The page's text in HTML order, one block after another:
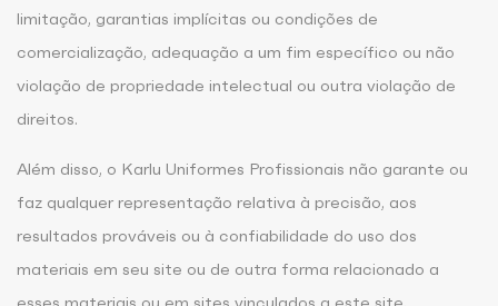
limitação, garantias implícitas ou condições de
comercialização, adequação a um fim específico ou não
violação de propriedade intelectual ou outra violação de
direitos.
Além disso, o Karlu Uniformes Profissionais não garante ou
faz qualquer representação relativa à precisão, aos
resultados prováveis ou à confiabilidade do uso dos
materiais em seu site ou de outra forma relacionado a